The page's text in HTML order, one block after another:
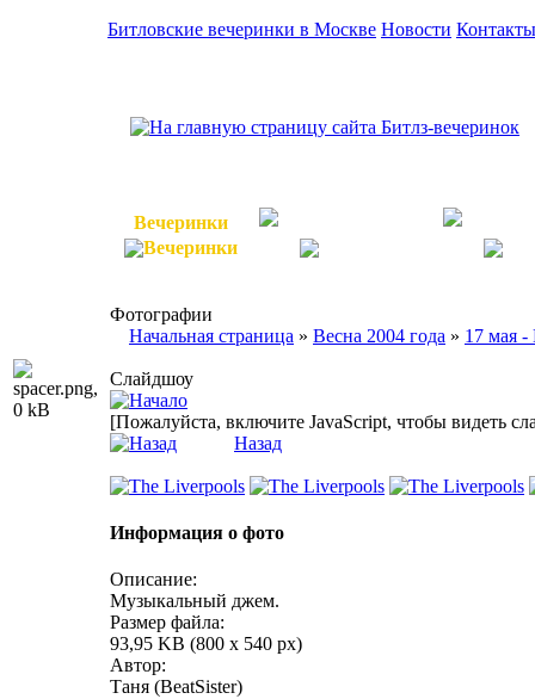
Битловские вечеринки в Москве Новости Контакты
Вечеринки
Фотографии
Начальная страница » Весна 2004 года » 17 мая -
Слайдшоу
[Пожалуйста, включите JavaScript, чтобы видеть
Назад
Информация о фото
Описание:
Музыкальный джем.
Размер файла:
93,95 KB (800 x 540 px)
Автор:
Таня (BeatSister)